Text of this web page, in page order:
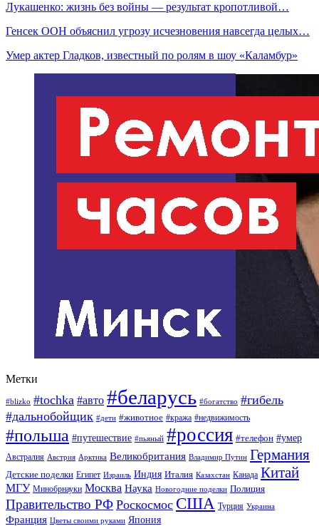
Лукашенко: жизнь без войны — результат кропотливой…
Генсек ООН объяснил угрозу исчезновения навсегда целых…
Умер актер Гладков, известный по ролям в шоу «Каламбур»
Метки
#blizko #tochka #авто #беларусь #богатство #гибель
#дальнобойщик #дети #животное #кража #недвижимость
#польша #путешествие #пьяный #россия #телефон #умер
Австралия Австрия Арктика Великобритания Владимир Путин Германия
Детские поделки Египет Израиль Индия Италия Казахстан Канада Китай
МГУ Минобрнауки Москва Наука Новогодние поделки Полиция
Правительство РФ Роскосмос США Турция Украина
Франция Цветы своими руками Япония